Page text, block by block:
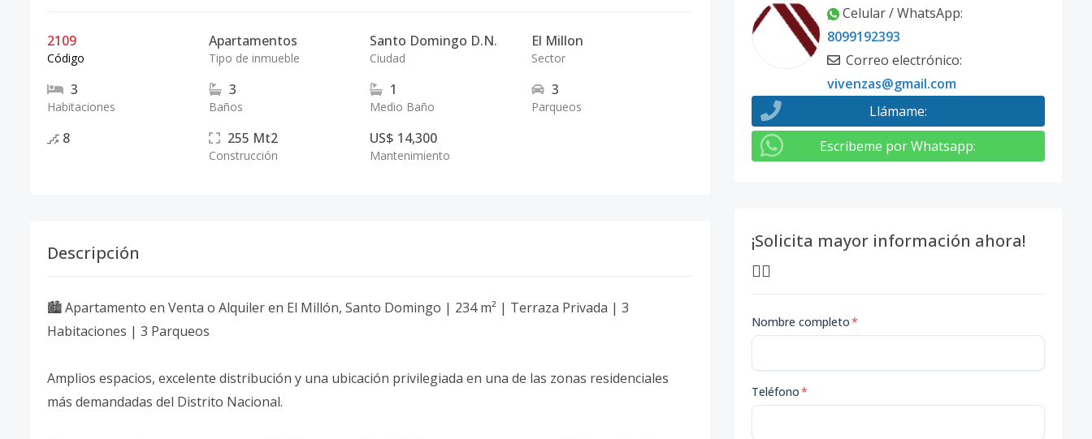
2109
Código
Apartamentos
Tipo de inmueble
Santo Domingo D.N.
Ciudad
El Millon
Sector
3
Habitaciones
3
Baños
1
Medio Baño
3
Parqueos
8 255 Mt2
Construcción
US$ 14,300
Mantenimiento
Descripción
🏙️ Apartamento en Venta o Alquiler en El Millón, Santo Domingo | 234 m² | Terraza Privada | 3
Habitaciones | 3 Parqueos
Amplios espacios, excelente distribución y una ubicación privilegiada en una de las zonas residenciales
más demandadas del Distrito Nacional.
Celular / WhatsApp:
8099192393
Correo electrónico:
vivenzas@gmail.com
Llámame:
Escribeme por Whatsapp:
¡Solicita mayor información ahora!
👇🏽
Nombre completo*
Teléfono*